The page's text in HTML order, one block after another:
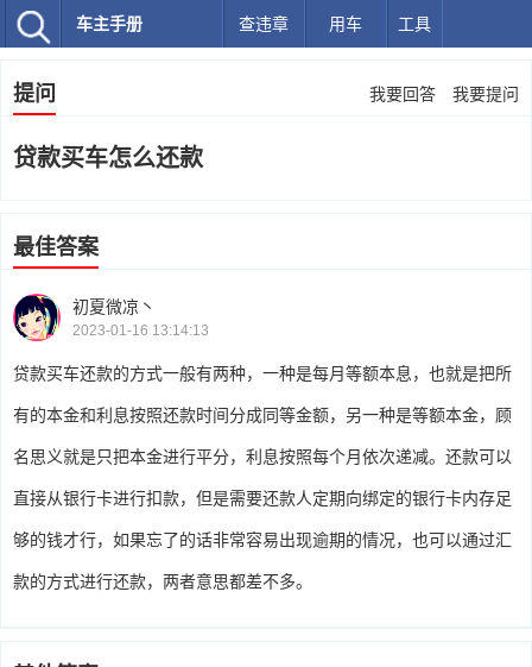
车主手册 查违章 用车 工具
提问 我要回答 我要提问
贷款买车怎么还款
最佳答案
初夏微凉丶
2023-01-16 13:14:13
贷款买车还款的方式一般有两种，一种是每月等额本息，也就是把所
有的本金和利息按照还款时间分成同等金额，另一种是等额本金，顾
名思义就是只把本金进行平分，利息按照每个月依次递减。还款可以
直接从银行卡进行扣款，但是需要还款人定期向绑定的银行卡内存足
够的钱才行，如果忘了的话非常容易出现逾期的情况，也可以通过汇
款的方式进行还款，两者意思都差不多。